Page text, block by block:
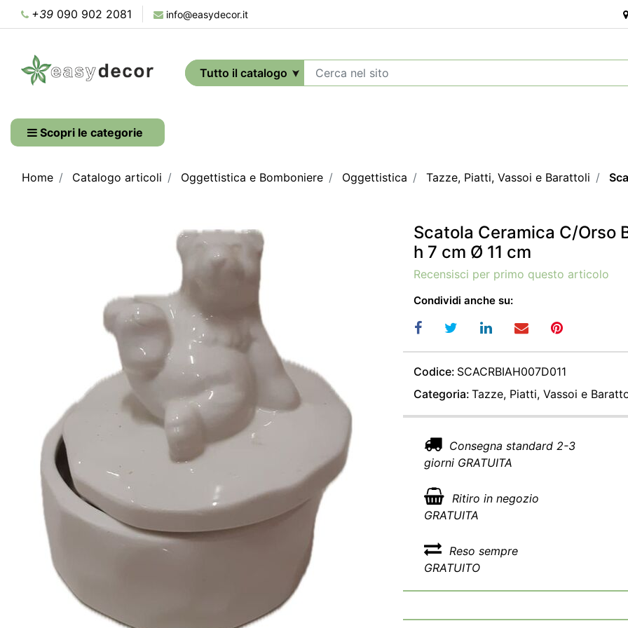
+39 090 902 2081 info@easydecor.it
Scopri le categorie
Home Catalogo articoli Oggettistica e Bomboniere Oggettistica Tazze, Piatti, Vassoi e Barattoli
Scatola Ceramica C/Orso
h 7 cm Ø 11 cm
Recensisci per primo questo articolo
Condividi anche su:
Codice: SCACRBIAH007D011
Categoria: Tazze, Piatti, Vassoi e
Consegna standard 2-3
giorni GRATUITA
Ritiro in negozio
GRATUITA
Reso sempre
GRATUITO